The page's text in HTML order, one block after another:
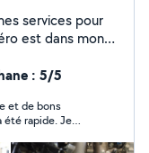
services pour
est dans mon
et propre. En pause: 5/5
et de bons
été rapide. Je